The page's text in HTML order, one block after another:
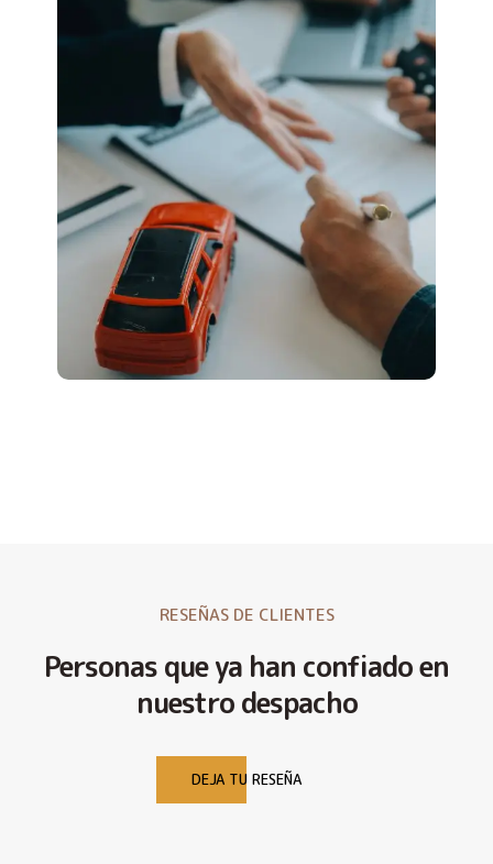
RESEÑAS DE CLIENTES
Personas que ya han confiado en
nuestro despacho
DEJA TU RESEÑA